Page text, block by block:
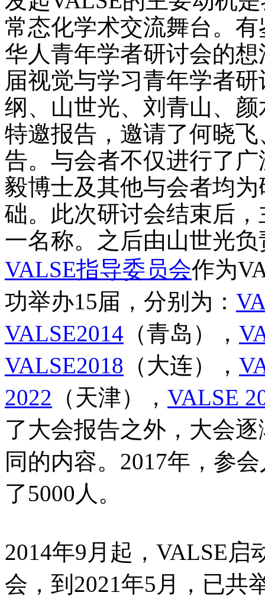
常态化学术交流舞台。
华人青年学者研讨会的
届视觉与学习青年学者
纲、山世光、刘青山、
特邀报告，邀请了何晓
告。与会者不仅进行了
毅博士及其他与会者均
础。此次研讨会结束后
一名称。之后由山世光
VALSE指导委员会作为
功举办15届，分别为：
VALSE2014 （青岛），
VALSE2018 （大连），
2022 （天津）， VALSE
了大会报告之外，大会逐
同的内容。2017年，参
了5000人。
2014年9月起，VALSE
会，到2021年5月，已共